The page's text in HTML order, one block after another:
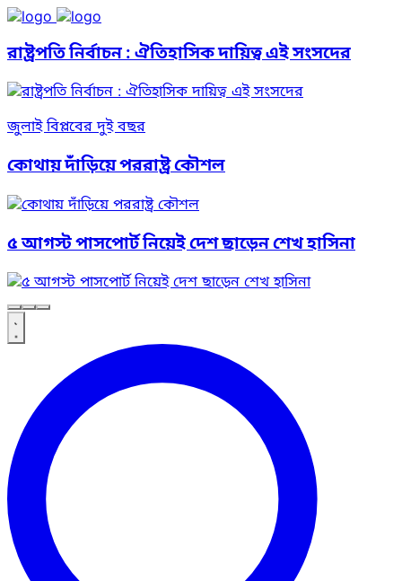
রাষ্ট্রপতি নির্বাচন : ঐতিহাসিক দায়িত্ব এই সংসদের
জুলাই বিপ্লবের দুই বছর
কোথায় দাঁড়িয়ে পররাষ্ট্র কৌশল
৫ আগস্ট পাসপোর্ট নিয়েই দেশ ছাড়েন শেখ হাসিনা